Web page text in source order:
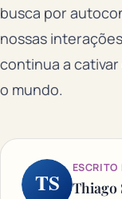
busca por
nossas
continua a
o mundo.
TS
ESCRITO
Thiago